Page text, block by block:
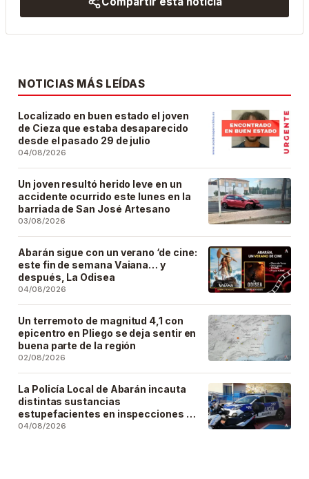
NOTICIAS MÁS LEÍDAS
Localizado en buen estado el joven
de Cieza que estaba desaparecido
desde el pasado 29 de julio
04/08/2026
Un joven resultó herido leve en un
accidente ocurrido este lunes en la
barriada de San José Artesano
03/08/2026
Abarán sigue con un verano ‘de cine:
este fin de semana Vaiana… y
después, La Odisea
04/08/2026
Un terremoto de magnitud 4,1 con
epicentro en Pliego se deja sentir en
buena parte de la región
02/08/2026
La Policía Local de Abarán incauta
distintas sustancias
estupefacientes en inspecciones a
locales públicos del municipio
04/08/2026